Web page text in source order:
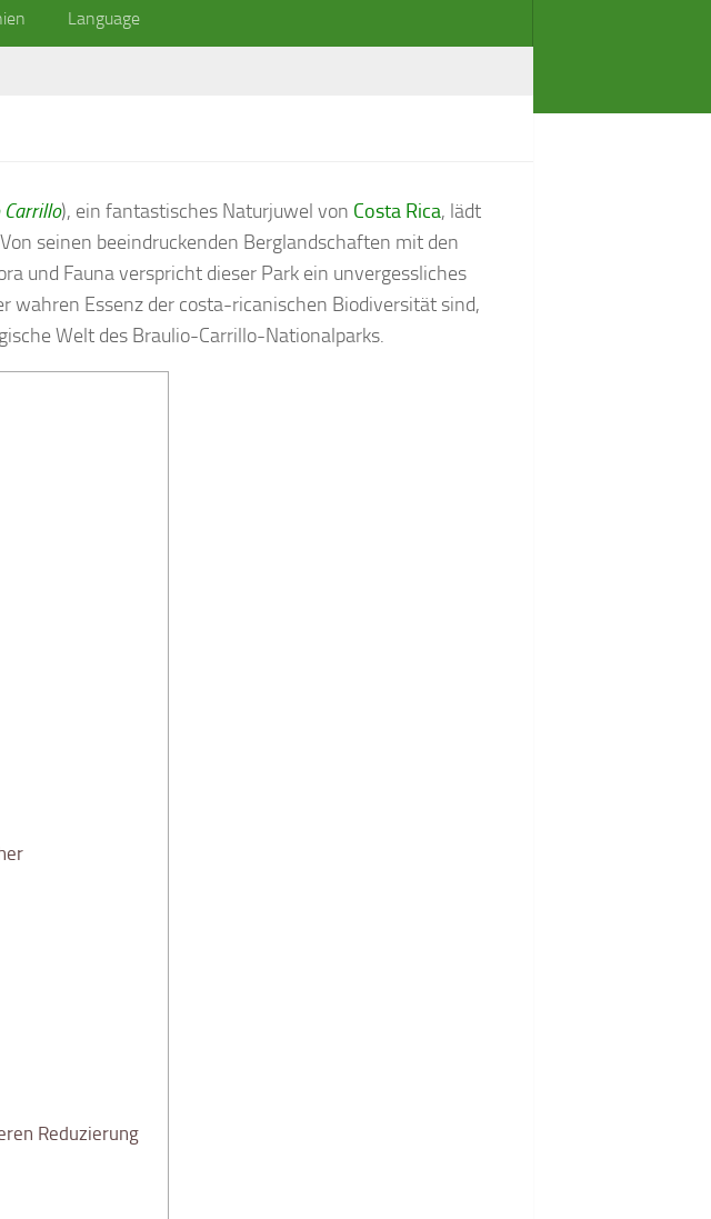
Language
Carrillo), ein fantastisches Naturjuwel von Costa Rica, lädt
seinen beeindruckenden Berglandschaften mit den
und Fauna verspricht dieser Park ein unvergessliches
wahren Essenz der costa-ricanischen Biodiversität sind,
Welt des Braulio-Carrillo-Nationalparks.
Reduzierung